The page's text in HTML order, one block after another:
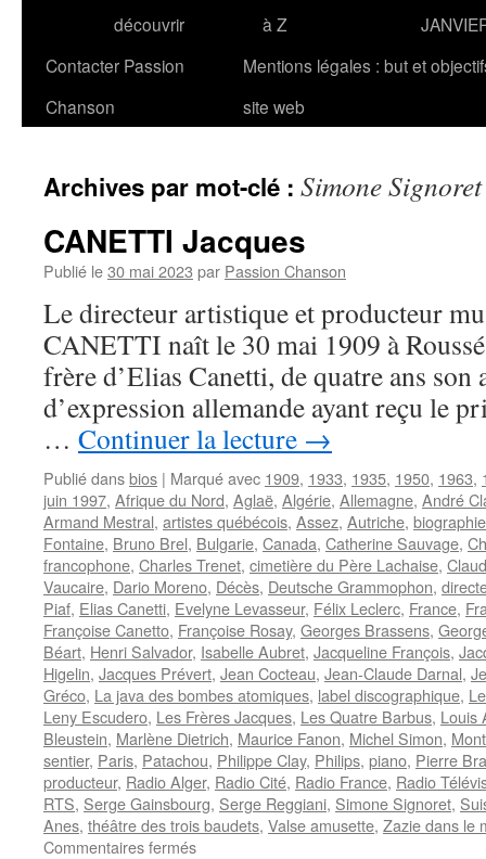
découvrir
à Z
Contacter Passion
Chanson
Mentions légales : but et
site web
Archives par mot-clé : Simone Signoret
CANETTI Jacques
Publié le30 mai 2023 par Passion Chanson
Le directeur artistique et producteur
CANETTI naît le 30 mai 1909 à
frère d’Elias Canetti, de quatre ans son
d’expression allemande ayant reçu le
… Continuer la lecture →
Publié dansbios | Marqué avec 1909, 1933, 1935, 1950, 1963,
juin 1997, Afrique du Nord, Aglaë, Algérie, Allemagne, André
Armand Mestral, artistes québécois, Assez, Autriche, biographie
Fontaine, Bruno Brel, Bulgarie, Canada, Catherine Sauvage,
francophone, Charles Trenet, cimetière du Père Lachaise,
Vaucaire, Dario Moreno, Décès, Deutsche Grammophon,
Piaf, Elias Canetti, Evelyne Levasseur, Félix Leclerc, France,
Françoise Canetto, Françoise Rosay, Georges Brassens,
Béart, Henri Salvador, Isabelle Aubret, Jacqueline François,
Higelin, Jacques Prévert, Jean Cocteau, Jean-Claude Darnal,
Gréco, La java des bombes atomiques, label discographique,
Leny Escudero, Les Frères Jacques, Les Quatre Barbus, Louis
Bleustein, Marlène Dietrich, Maurice Fanon, Michel Simon,
sentier, Paris, Patachou, Philippe Clay, Philips, piano, Pierre
producteur, Radio Alger, Radio Cité, Radio France, Radio
RTS, Serge Gainsbourg, Serge Reggiani, Simone Signoret,
Anes, théâtre des trois baudets, Valse amusette, Zazie dans le
Commentaires ferméssur